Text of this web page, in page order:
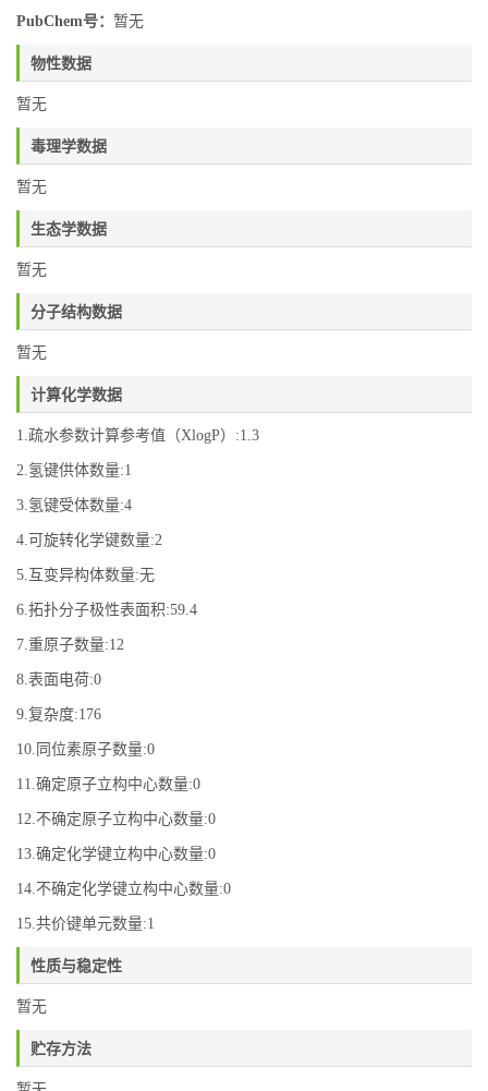
PubChem号： 暂无
物性数据
暂无
毒理学数据
暂无
生态学数据
暂无
分子结构数据
暂无
计算化学数据
1.疏水参数计算参考值（XlogP）:1.3
2.氢键供体数量:1
3.氢键受体数量:4
4.可旋转化学键数量:2
5.互变异构体数量:无
6.拓扑分子极性表面积:59.4
7.重原子数量:12
8.表面电荷:0
9.复杂度:176
10.同位素原子数量:0
11.确定原子立构中心数量:0
12.不确定原子立构中心数量:0
13.确定化学键立构中心数量:0
14.不确定化学键立构中心数量:0
15.共价键单元数量:1
性质与稳定性
暂无
贮存方法